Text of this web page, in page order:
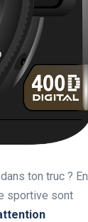
ton truc ? En
sportive sont